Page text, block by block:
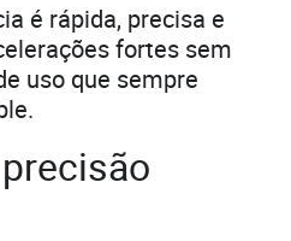
é rápida, precisa e
fortes sem
uso que sempre